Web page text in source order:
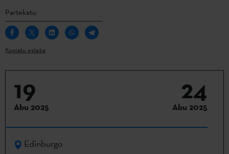
Partekatu
Kopiatu esteka
19
Abu 2025
24
Abu 2025
Edinburgo